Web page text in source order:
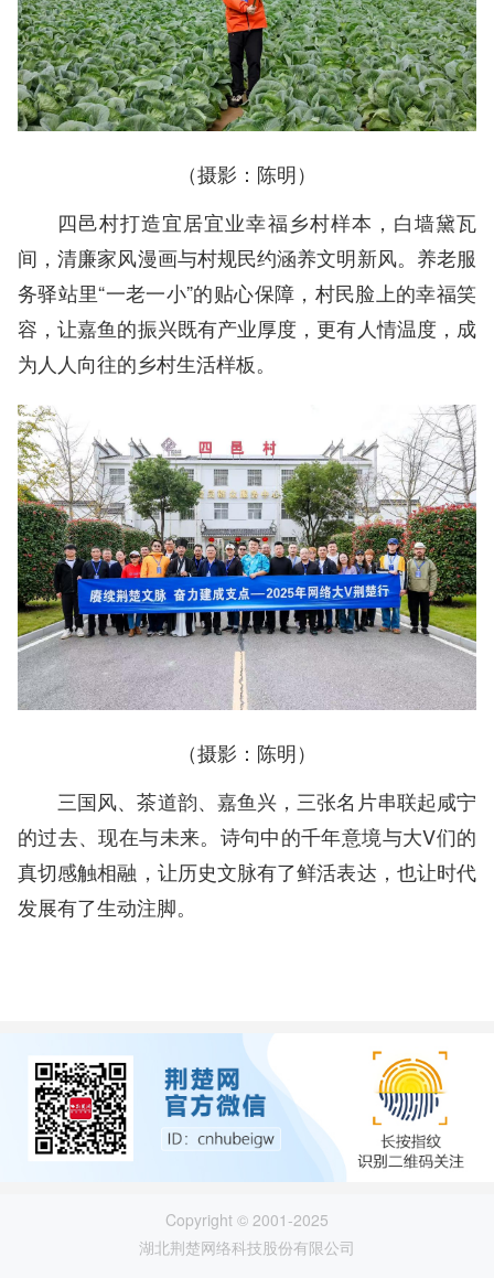
（摄影：陈明）
四邑村打造宜居宜业幸福乡村样本，白墙黛瓦
间，清廉家风漫画与村规民约涵养文明新风。养老服
务驿站里“一老一小”的贴心保障，村民脸上的幸福笑
容，让嘉鱼的振兴既有产业厚度，更有人情温度，成
为人人向往的乡村生活样板。
（摄影：陈明）
三国风、茶道韵、嘉鱼兴，三张名片串联起咸宁
的过去、现在与未来。诗句中的千年意境与大V们的
真切感触相融，让历史文脉有了鲜活表达，也让时代
发展有了生动注脚。
Copyright © 2001-2025
湖北荆楚网络科技股份有限公司